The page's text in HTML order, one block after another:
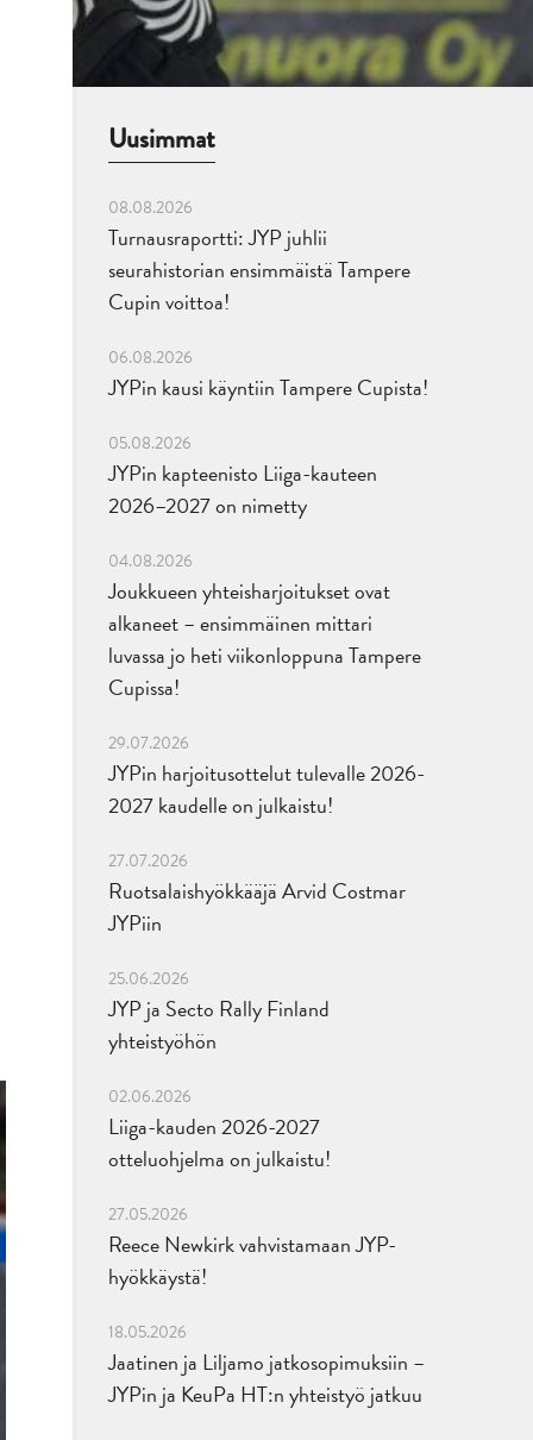
Uusimmat
08.08.2026
Turnausraportti: JYP juhlii
seurahistorian ensimmäistä Tampere
Cupin voittoa!
06.08.2026
JYPin kausi käyntiin Tampere Cupista!
05.08.2026
JYPin kapteenisto Liiga-kauteen
2026–2027 on nimetty
04.08.2026
Joukkueen yhteisharjoitukset ovat
alkaneet – ensimmäinen mittari
luvassa jo heti viikonloppuna Tampere
Cupissa!
29.07.2026
JYPin harjoitusottelut tulevalle 2026-
2027 kaudelle on julkaistu!
27.07.2026
Ruotsalaishyökkääjä Arvid Costmar
JYPiin
25.06.2026
JYP ja Secto Rally Finland
yhteistyöhön
02.06.2026
Liiga-kauden 2026-2027
otteluohjelma on julkaistu!
27.05.2026
Reece Newkirk vahvistamaan JYP-
hyökkäystä!
18.05.2026
Jaatinen ja Liljamo jatkosopimuksiin –
JYPin ja KeuPa HT:n yhteistyö jatkuu